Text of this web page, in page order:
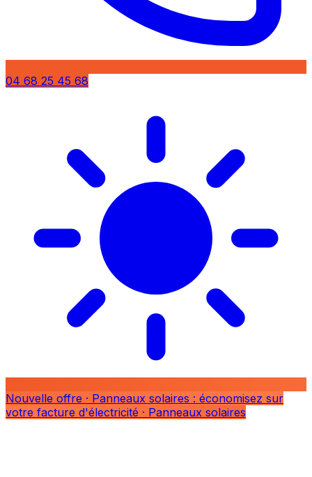
04 68 25 45 68
Nouvelle offre · Panneaux solaires : économisez sur
votre facture d'électricité · Panneaux solaires